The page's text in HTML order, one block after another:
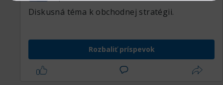
Diskusná téma k obchodnej stratégii.
Rozbaliť príspevok